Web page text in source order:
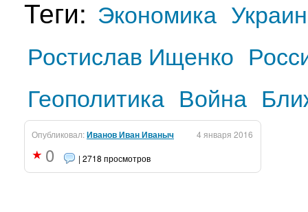
Теги: Экономика
Ростислав Ищенко
Геополитика Война
Опубликовал:Иванов Иван Иваныч 4 января 2016
0 | 2718 просмотров